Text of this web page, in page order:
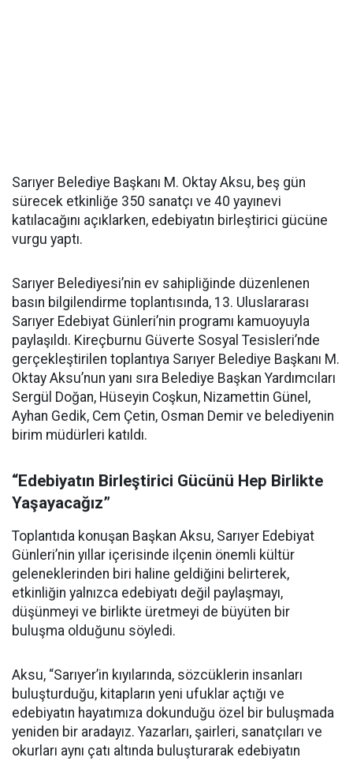
Sarıyer Belediye Başkanı M. Oktay Aksu, beş gün
sürecek etkinliğe 350 sanatçı ve 40 yayınevi
katılacağını açıklarken, edebiyatın birleştirici gücüne
vurgu yaptı.
Sarıyer Belediyesi’nin ev sahipliğinde düzenlenen
basın bilgilendirme toplantısında, 13. Uluslararası
Sarıyer Edebiyat Günleri’nin programı kamuoyuyla
paylaşıldı. Kireçburnu Güverte Sosyal Tesisleri’nde
gerçekleştirilen toplantıya Sarıyer Belediye Başkanı M.
Oktay Aksu’nun yanı sıra Belediye Başkan Yardımcıları
Sergül Doğan, Hüseyin Coşkun, Nizamettin Günel,
Ayhan Gedik, Cem Çetin, Osman Demir ve belediyenin
birim müdürleri katıldı.
“Edebiyatın Birleştirici Gücünü Hep Birlikte
Yaşayacağız”
Toplantıda konuşan Başkan Aksu, Sarıyer Edebiyat
Günleri’nin yıllar içerisinde ilçenin önemli kültür
geleneklerinden biri haline geldiğini belirterek,
etkinliğin yalnızca edebiyatı değil paylaşmayı,
düşünmeyi ve birlikte üretmeyi de büyüten bir
buluşma olduğunu söyledi.
Aksu, “Sarıyer’in kıyılarında, sözcüklerin insanları
buluşturduğu, kitapların yeni ufuklar açtığı ve
edebiyatın hayatımıza dokunduğu özel bir buluşmada
yeniden bir aradayız. Yazarları, şairleri, sanatçıları ve
okurları aynı çatı altında buluşturarak edebiyatın